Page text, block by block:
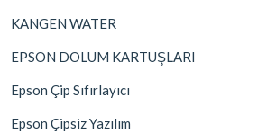
KANGEN WATER
EPSON DOLUM KARTUŞLARI
Epson Çip Sıfırlayıcı
Epson Çipsiz Yazılım